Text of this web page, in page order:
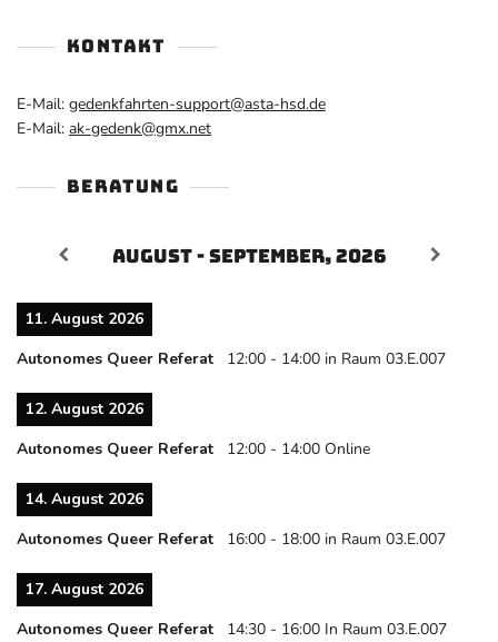
KONTAKT
E-Mail: gedenkfahrten-support@asta-hsd.de
E-Mail: ak-gedenk@gmx.net
BERATUNG
August - September, 2026
11. August 2026
Autonomes Queer Referat
12:00 - 14:00 in Raum 03.E.007
12. August 2026
Autonomes Queer Referat
12:00 - 14:00 Online
14. August 2026
Autonomes Queer Referat
16:00 - 18:00 in Raum 03.E.007
17. August 2026
Autonomes Queer Referat
14:30 - 16:00 In Raum 03.E.007